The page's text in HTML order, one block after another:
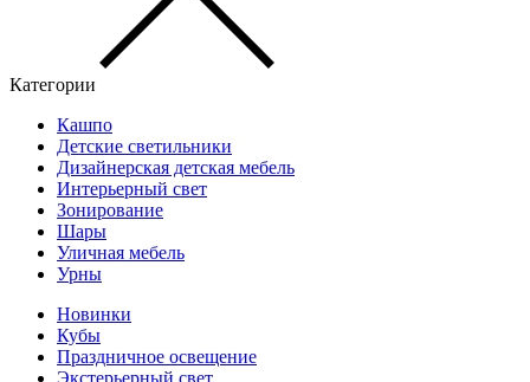
Категории
Кашпо
Детские светильники
Дизайнерская детская мебель
Интерьерный свет
Зонирование
Шары
Уличная мебель
Урны
Новинки
Кубы
Праздничное освещение
Экстерьерный свет